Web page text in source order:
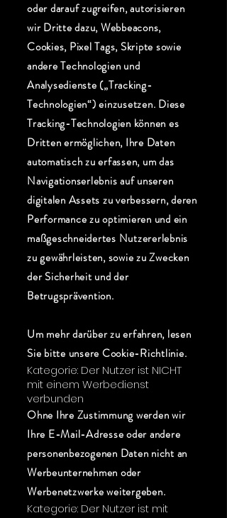
oder darauf zugreifen, autorisieren
wir Dritte dazu, Webbeacons,
Cookies, Pixel Tags, Skripte sowie
andere Technologien und
Analysedienste („Tracking-
Technologien“) einzusetzen. Diese
Tracking-Technologien können es
Dritten ermöglichen, Ihre Daten
automatisch zu erfassen, um das
Navigationserlebnis auf unseren
digitalen Assets zu verbessern, deren
Performance zu optimieren und ein
maßgeschneidertes Nutzererlebnis
zu gewährleisten, sowie zu Zwecken
der Sicherheit und der
Betrugsprävention.
Um mehr darüber zu erfahren, lesen
Sie bitte unsere Cookie-Richtlinie.
Kategorie: Der Nutzer ist NICHT
mit einem Werbedienst
verbunden
Ohne Ihre Zustimmung werden wir
Ihre E-Mail-Adresse oder andere
personenbezogenen Daten nicht an
Werbeunternehmen oder
Werbenetzwerke weitergeben.
Kategorie: Der Nutzer ist mit